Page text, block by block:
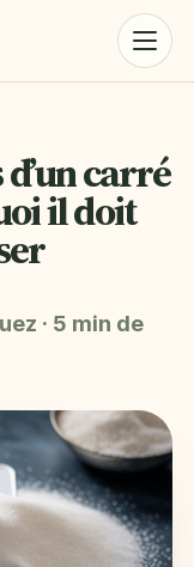
carré
il doit
· 5 min de